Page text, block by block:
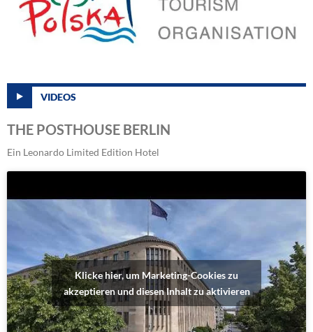
VIDEOS
THE POSTHOUSE BERLIN
Ein Leonardo Limited Edition Hotel
Klicke hier, um Marketing-Cookies zu
akzeptieren und diesen Inhalt zu aktivieren